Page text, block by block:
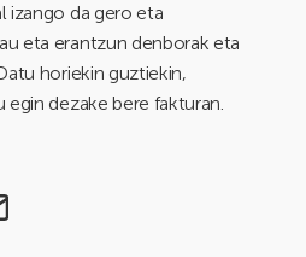
izango da gero eta
eta erantzun denborak eta
horiekin guztiekin,
dezake bere fakturan.